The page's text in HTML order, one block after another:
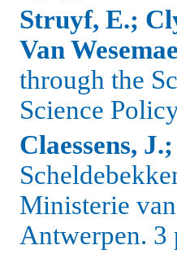
Struyf, E.;
Van
through the
Science
Claessens,
Ministerie
Antwerpen. 3